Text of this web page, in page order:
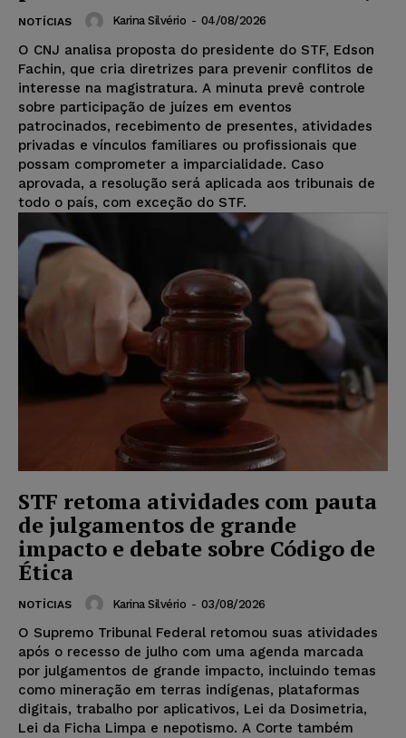
NOTÍCIAS Karina Silvério - 04/08/2026
O CNJ analisa proposta do presidente do STF, Edson
Fachin, que cria diretrizes para prevenir conflitos de
interesse na magistratura. A minuta prevê controle
sobre participação de juízes em eventos
patrocinados, recebimento de presentes, atividades
privadas e vínculos familiares ou profissionais que
possam comprometer a imparcialidade. Caso
aprovada, a resolução será aplicada aos tribunais de
todo o país, com exceção do STF.
STF retoma atividades com pauta
de julgamentos de grande
impacto e debate sobre Código de
Ética
NOTÍCIAS Karina Silvério - 03/08/2026
O Supremo Tribunal Federal retomou suas atividades
após o recesso de julho com uma agenda marcada
por julgamentos de grande impacto, incluindo temas
como mineração em terras indígenas, plataformas
digitais, trabalho por aplicativos, Lei da Dosimetria,
Lei da Ficha Limpa e nepotismo. A Corte também